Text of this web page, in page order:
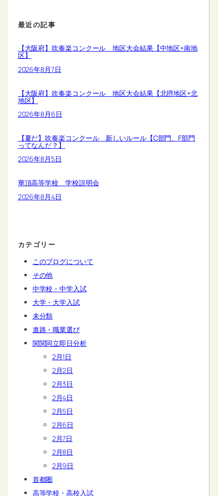
最近の記事
【大阪府】吹奏楽コンクール 地区大会結果【中地区+南地
区】
2026年8月7日
【大阪府】吹奏楽コンクール 地区大会結果【北摂地区+北
地区】
2026年8月6日
【夏だ】吹奏楽コンクール 新しいルール【C部門、F部門
ってなんだ？】
2026年8月5日
華頂高等学校 学校説明会
2026年8月4日
カテゴリー
このブログについて
その他
中学校・中学入試
大学・大学入試
未分類
進路・職業選び
関関同立即日分析
2月1日
2月2日
2月3日
2月4日
2月5日
2月6日
2月7日
2月8日
2月9日
首都圏
高等学校・高校入試